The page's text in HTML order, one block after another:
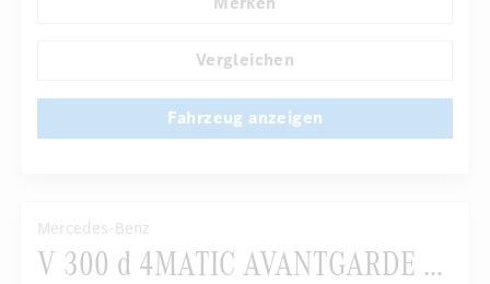
Direktlenkung
Vergleichen
Fahrzeug anzeigen
Mercedes-Benz
V 300 d 4MATIC AVANTGARDE EDITION Lang